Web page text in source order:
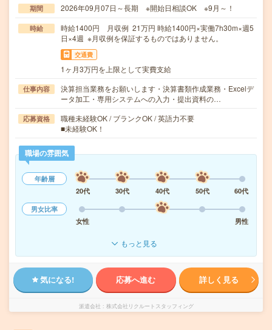
期間 2026年09月07日～長期 ※開始日相談OK ※9月～！
時給
時給1400円 月収例 21万円 時給1400円×実働7h30m×週5
日×4週 ※月収例を保証するものではありません。
交通費
1ヶ月3万円を上限として実費支給
仕事内容
決算担当業務をお願いします・決算書類作成業務・Excelデ
ータ加工・専用システムへの入力・提出資料の…
応募資格
職種未経験OK / ブランクOK / 英語力不要
■未経験OK！
職場の雰囲気
年齢層
20代
30代 40代 50代
60代
男女比率
女性
男性
もっと見る
気になる! 応募へ進む 詳しく見る
派遣会社 株式会社リクルートスタッフィング